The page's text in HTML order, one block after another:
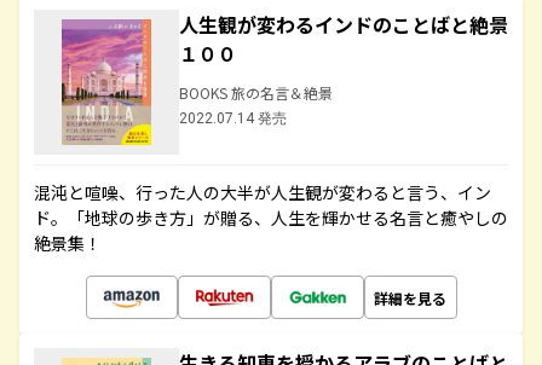
人生観が変わるインドのことばと絶景
１００
BOOKS 旅の名言＆絶景
2022.07.14 発売
混沌と喧噪、行った人の大半が人生観が変わると言う、イン
ド。「地球の歩き方」が贈る、人生を輝かせる名言と癒やしの
絶景集！
詳細を見る